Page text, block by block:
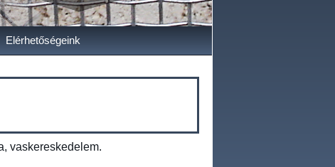
Elérhetőségeink
vaskereskedelem.